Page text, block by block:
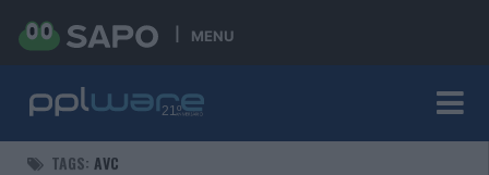
MENU
TAGS: AVC